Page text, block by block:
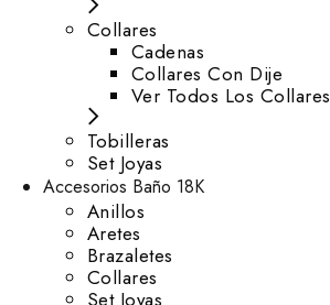
Collares
Cadenas
Collares Con Dije
Ver Todos Los Collares
Tobilleras
Set Joyas
Accesorios Baño 18K
Anillos
Aretes
Brazaletes
Collares
Set Joyas